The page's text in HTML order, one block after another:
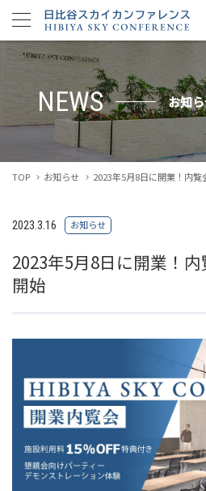
NEWS お知
TOP お知らせ 2023年5月8日に開業！内
2023.3.16 お知らせ
2023年5月8日に開業！
開始